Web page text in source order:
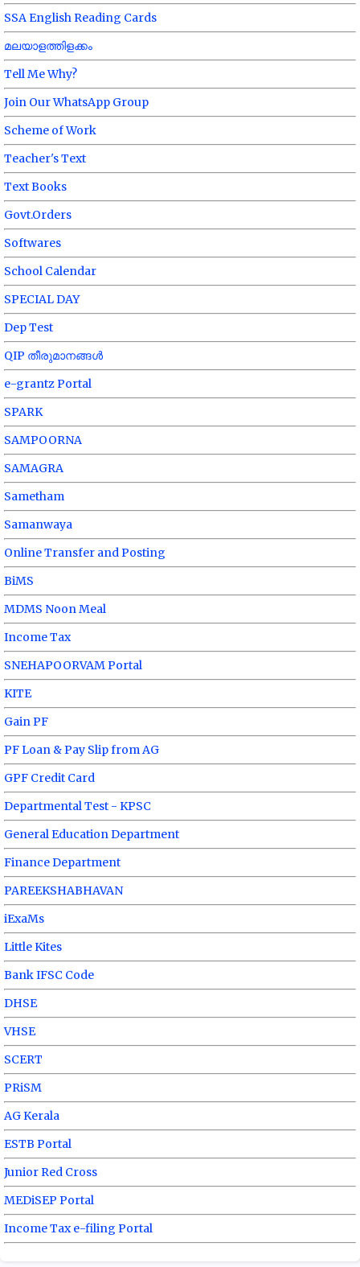
SSA English Reading Cards
മലയാളത്തിളക്കം
Tell Me Why?
Join Our WhatsApp Group
Scheme of Work
Teacher's Text
Text Books
Govt.Orders
Softwares
School Calendar
SPECIAL DAY
Dep Test
QIP തീരുമാനങ്ങൾ
e-grantz Portal
SPARK
SAMPOORNA
SAMAGRA
Sametham
Samanwaya
Online Transfer and Posting
BiMS
MDMS Noon Meal
Income Tax
SNEHAPOORVAM Portal
KITE
Gain PF
PF Loan & Pay Slip from AG
GPF Credit Card
Departmental Test - KPSC
General Education Department
Finance Department
PAREEKSHABHAVAN
iExaMs
Little Kites
Bank IFSC Code
DHSE
VHSE
SCERT
PRiSM
AG Kerala
ESTB Portal
Junior Red Cross
MEDiSEP Portal
Income Tax e-filing Portal